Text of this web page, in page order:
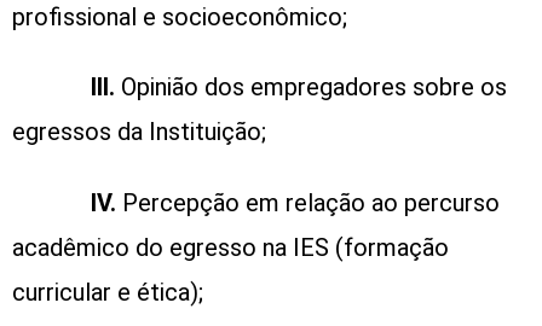
profissional e socioeconômico;
III. Opinião dos empregadores sobre os
egressos da Instituição;
IV. Percepção em relação ao percurso
acadêmico do egresso na IES (formação
curricular e ética);